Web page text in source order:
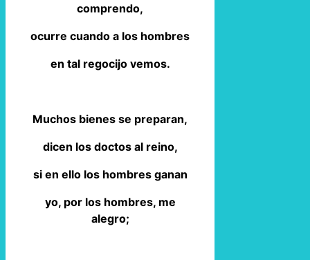
comprendo,
ocurre cuando a los hombres
en tal regocijo vemos.
Muchos bienes se preparan,
dicen los doctos al reino,
si en ello los hombres ganan
yo, por los hombres, me
alegro;